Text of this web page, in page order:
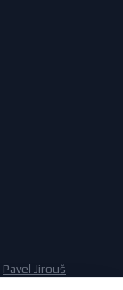
Pavel Jirouš